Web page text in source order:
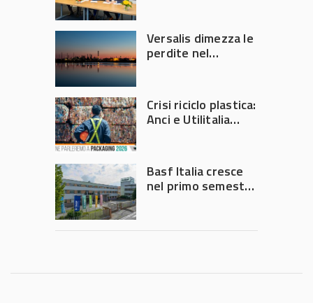
Versalis dimezza le
perdite nel
Crisi riciclo plastica:
Anci e Utilitalia
Governo
Basf Italia cresce
nel primo semestre